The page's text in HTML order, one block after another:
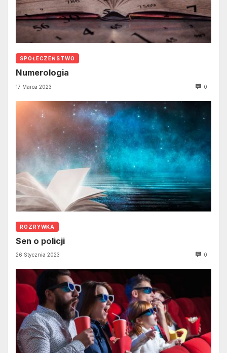
SPOŁECZEŃSTWO
Numerologia
17 Marca 2023 0
ROZRYWKA
Sen o policji
26 Stycznia 2023 0